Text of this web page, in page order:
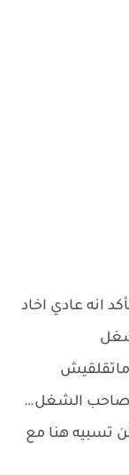
انه عادي اخاد
صاحب الشغل…
تسبيه هنا مع